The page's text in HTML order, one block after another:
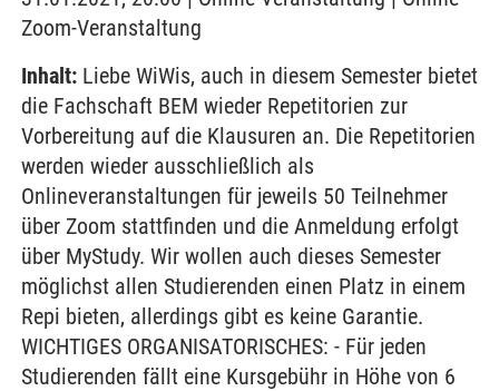
Zoom-Veranstaltung
Inhalt: Liebe WiWis, auch in diesem Semester bietet
die Fachschaft BEM wieder Repetitorien zur
Vorbereitung auf die Klausuren an. Die Repetitorien
werden wieder ausschließlich als
Onlineveranstaltungen für jeweils 50 Teilnehmer
über Zoom stattfinden und die Anmeldung erfolgt
über MyStudy. Wir wollen auch dieses Semester
möglichst allen Studierenden einen Platz in einem
Repi bieten, allerdings gibt es keine Garantie.
WICHTIGES ORGANISATORISCHES: - Für jeden
Studierenden fällt eine Kursgebühr in Höhe von 6